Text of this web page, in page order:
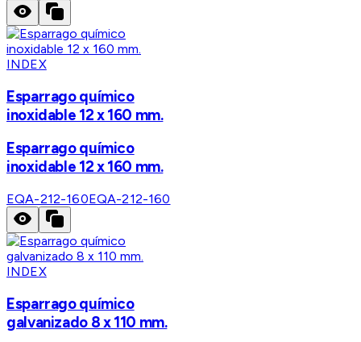
INDEX
Esparrago químico
inoxidable 12 x 160 mm.
Esparrago químico
inoxidable 12 x 160 mm.
EQA-212-160EQA-212-160
INDEX
Esparrago químico
galvanizado 8 x 110 mm.